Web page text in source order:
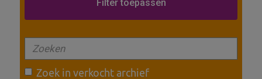
Zoek in verkocht archief